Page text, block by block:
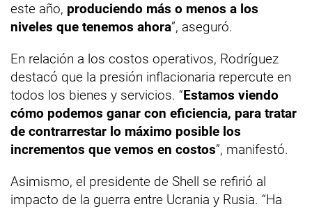
este año, produciendo más o menos a los
niveles que tenemos ahora”, aseguró.
En relación a los costos operativos, Rodríguez
destacó que la presión inflacionaria repercute en
todos los bienes y servicios. “Estamos viendo
cómo podemos ganar con eficiencia, para tratar
de contrarrestar lo máximo posible los
incrementos que vemos en costos”, manifestó.
Asimismo, el presidente de Shell se refirió al
impacto de la guerra entre Ucrania y Rusia. “Ha